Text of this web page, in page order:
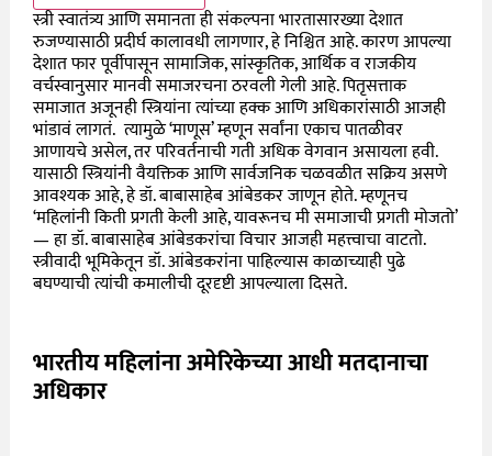
स्त्री स्वातंत्र्य आणि समानता ही संकल्पना भारतासारख्या देशात
रुजण्यासाठी प्रदीर्घ कालावधी लागणार, हे निश्चित आहे. कारण आपल्या
देशात फार पूर्वीपासून सामाजिक, सांस्कृतिक, आर्थिक व राजकीय
वर्चस्वानुसार मानवी समाजरचना ठरवली गेली आहे. पितृसत्ताक
समाजात अजूनही स्त्रियांना त्यांच्या हक्क आणि अधिकारांसाठी आजही
भांडावं लागतं. त्यामुळे ‘माणूस’ म्हणून सर्वांना एकाच पातळीवर
आणायचे असेल, तर परिवर्तनाची गती अधिक वेगवान असायला हवी.
यासाठी स्त्रियांनी वैयक्तिक आणि सार्वजनिक चळवळीत सक्रिय असणे
आवश्यक आहे, हे डॉ. बाबासाहेब आंबेडकर जाणून होते. म्हणूनच
‘महिलांनी किती प्रगती केली आहे, यावरूनच मी समाजाची प्रगती मोजतो’
— हा डॉ. बाबासाहेब आंबेडकरांचा विचार आजही महत्त्वाचा वाटतो.
स्त्रीवादी भूमिकेतून डॉ. आंबेडकरांना पाहिल्यास काळाच्याही पुढे
बघण्याची त्यांची कमालीची दूरदृष्टी आपल्याला दिसते.
भारतीय महिलांना अमेरिकेच्या आधी मतदानाचा
अधिकार